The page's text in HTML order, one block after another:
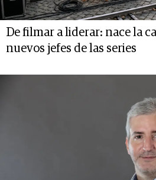
De filmar a liderar: nace la
nuevos jefes de las series